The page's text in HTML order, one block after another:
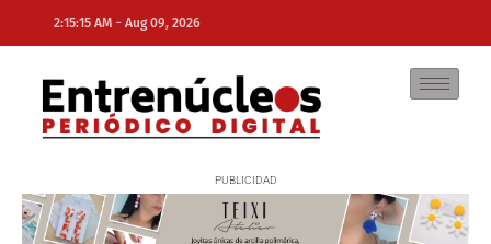
2:15:15 AM - Aug 09, 2026
NE